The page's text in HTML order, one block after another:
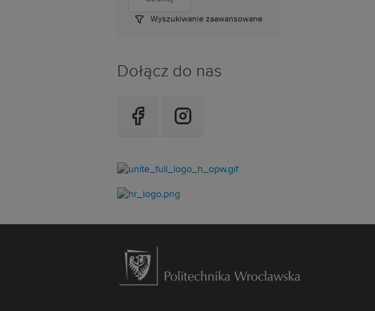
Wyszukiwanie zaawansowane
Dołącz do nas